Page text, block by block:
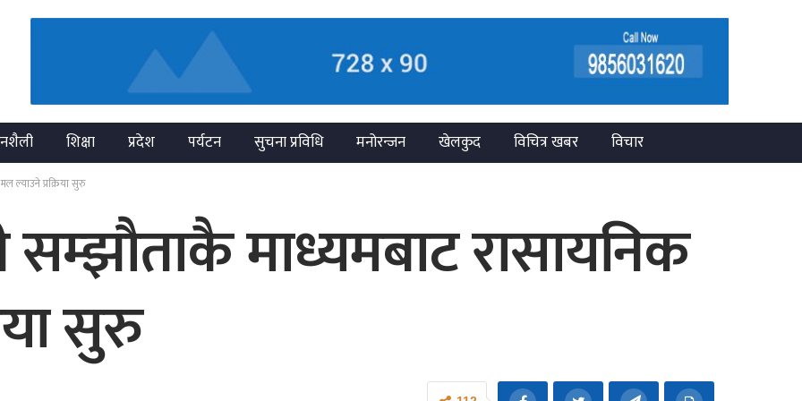
शिक्षा प्रदेश पर्यटन सुचना प्रविधि मनोरन्जन खेलकुद विचित्र खबर
विचार
ल्याउने प्रक्रिया सुरु
सम्झौताकै माध्यमबाट रासायनिक
सुरु